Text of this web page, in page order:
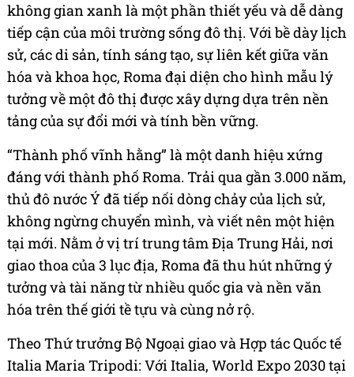
không gian xanh là một phần thiết yếu và dễ dàng
tiếp cận của môi trường sống đô thị. Với bề dày lịch
sử, các di sản, tính sáng tạo, sự liên kết giữa văn
hóa và khoa học, Roma đại diện cho hình mẫu lý
tưởng về một đô thị được xây dựng dựa trên nền
tảng của sự đổi mới và tính bền vững.
“Thành phố vĩnh hằng” là một danh hiệu xứng
đáng với thành phố Roma. Trải qua gần 3.000 năm,
thủ đô nước Ý đã tiếp nối dòng chảy của lịch sử,
không ngừng chuyển mình, và viết nên một hiện
tại mới. Nằm ở vị trí trung tâm Địa Trung Hải, nơi
giao thoa của 3 lục địa, Roma đã thu hút những ý
tưởng và tài năng từ nhiều quốc gia và nền văn
hóa trên thế giới tề tựu và cùng nở rộ.
Theo Thứ trưởng Bộ Ngoại giao và Hợp tác Quốc tế
Italia Maria Tripodi: Với Italia, World Expo 2030 tại